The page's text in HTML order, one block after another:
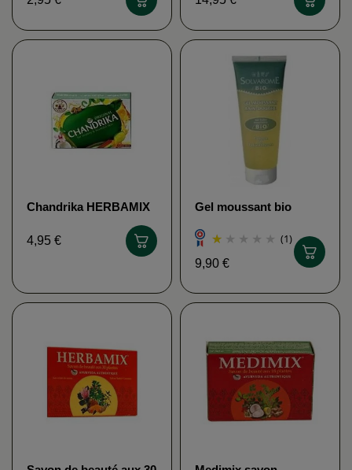
Chandrika HERBAMIX
4,95 €
Gel moussant bio
(1)
9,90 €